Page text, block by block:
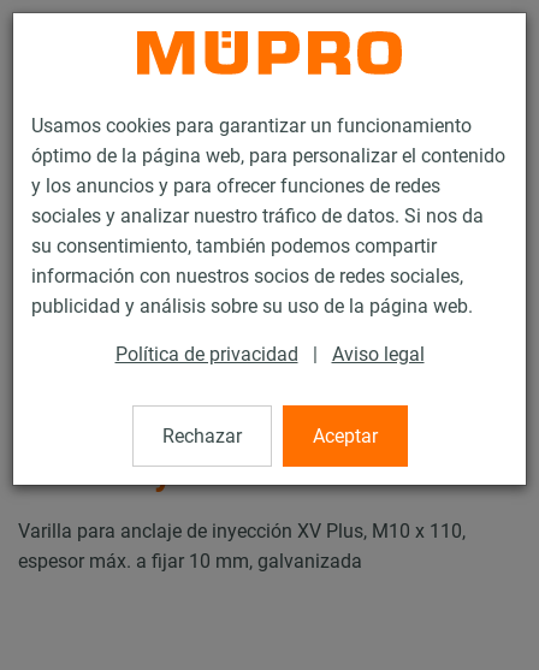
Usamos cookies para garantizar un funcionamiento
óptimo de la página web, para personalizar el contenido
y los anuncios y para ofrecer funciones de redes
sociales y analizar nuestro tráfico de datos. Si nos da
su consentimiento, también podemos compartir
información con nuestros socios de redes sociales,
publicidad y análisis sobre su uso de la página web.
Política de privacidad | Aviso legal
Rechazar Aceptar
Productos Tecnología de soportación
Anclajes
Varillas para anclaje de inyección XV Plus
Varillas para anclaje de
inyección XV Plus
Varilla para anclaje de inyección XV Plus, M10 x 110,
espesor máx. a fijar 10 mm, galvanizada